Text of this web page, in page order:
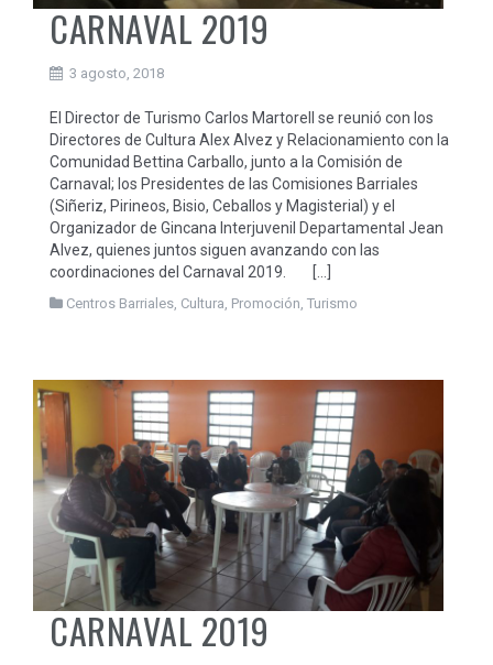
CARNAVAL 2019
3 agosto, 2018
El Director de Turismo Carlos Martorell se reunió con los
Directores de Cultura Alex Alvez y Relacionamiento con la
Comunidad Bettina Carballo, junto a la Comisión de
Carnaval; los Presidentes de las Comisiones Barriales
(Siñeriz, Pirineos, Bisio, Ceballos y Magisterial) y el
Organizador de Gincana Interjuvenil Departamental Jean
Alvez, quienes juntos siguen avanzando con las
coordinaciones del Carnaval 2019. […]
Centros Barriales Cultura Promoción Turismo
CARNAVAL 2019